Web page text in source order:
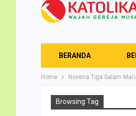
BERANDA
Home Novena Tiga Salam
Browsing Tag